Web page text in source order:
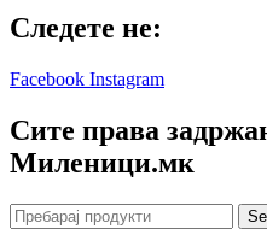
Следете не:
Facebook Instagram
Сите права
Mиленици.мк